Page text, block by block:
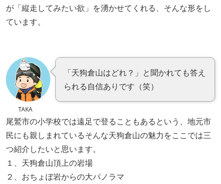
が「縦走してみたい欲」を湧かせてくれる、そんな形をし
ています。
TAKA
「天狗倉山はどれ？」と聞かれても答え
られる自信ありです（笑）
尾鷲市の小学校では遠足で登ることもあるという、地元市
民にも親しまれているそんな天狗倉山の魅力をここでは三
つ紹介したいと思います。
１、天狗倉山頂上の岩場
２、おちょぼ岩からの大パノラマ